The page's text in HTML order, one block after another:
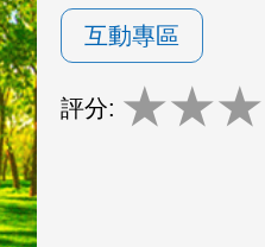
互動專區
評分: ★★★